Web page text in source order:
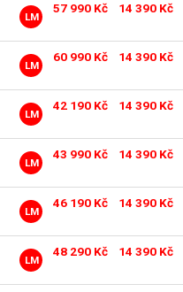
LM
57 990 Kč 14 390 Kč
LM
60 990 Kč 14 390 Kč
LM
42 190 Kč 14 390 Kč
LM
43 990 Kč 14 390 Kč
LM
46 190 Kč 14 390 Kč
LM
48 290 Kč 14 390 Kč